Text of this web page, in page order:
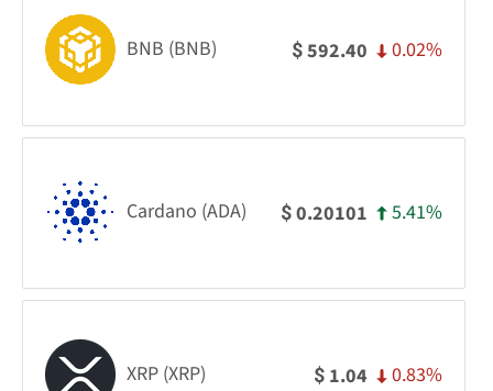
BNB (BNB) $592.40 0.02%
Cardano (ADA) $0.20101 5.41%
XRP (XRP) $ 1.04 0.83%